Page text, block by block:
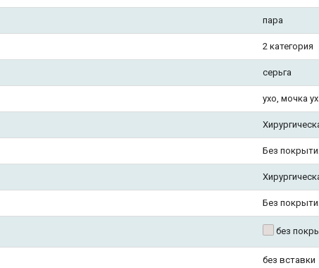
пара
2 категория
серьга
ухо, мочка
Без
Без
без
без вставки